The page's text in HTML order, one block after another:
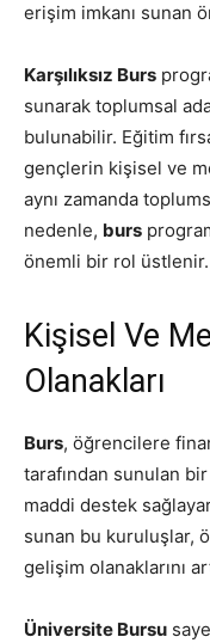
erişim imkanı sunan
Karşılıksız Burs
sunarak toplumsal
bulunabilir. Eğitim
gençlerin kişisel ve
aynı zamanda
nedenle, burs
önemli bir rol üstlenir.
Kişisel Ve
Olanakları
Burs, öğrencilere
tarafından sunulan
maddi destek
sunan bu kuruluşlar,
gelişim olanaklarını
Üniversite Bursu